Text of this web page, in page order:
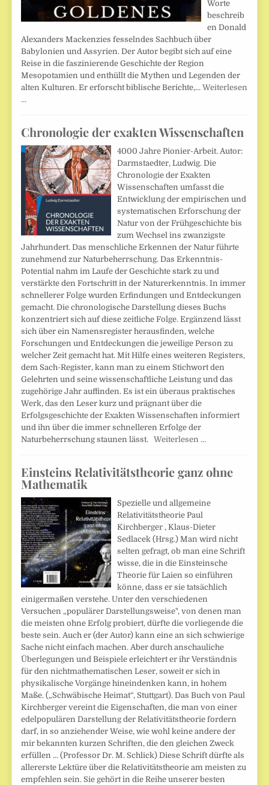
Worte
beschreib
en Donald
Alexanders Mackenzies fesselndes Sachbuch über
Babylonien und Assyrien. Der Autor begibt sich auf eine
Reise in die faszinierende Geschichte der Region
Mesopotamien und enthüllt die Mythen und Legenden der
alten Kulturen. Er erforscht biblische Berichte,…Weiterlesen
…
Chronologie der exakten Wissenschaften
4000 Jahre Pionier-Arbeit. Autor:
Darmstaedter, Ludwig. Die
Chronologie der Exakten
Wissenschaften umfasst die
Entwicklung der empirischen und
systematischen Erforschung der
Natur von der Frühgeschichte bis
zum Wechsel ins zwanzigste
Jahrhundert. Das menschliche Erkennen der Natur führte
zunehmend zur Naturbeherrschung. Das Erkenntnis-
Potential nahm im Laufe der Geschichte stark zu und
verstärkte den Fortschritt in der Naturerkenntnis. In immer
schnellerer Folge wurden Erfindungen und Entdeckungen
gemacht. Die chronologische Darstellung dieses Buchs
konzentriert sich auf diese zeitliche Folge. Ergänzend lässt
sich über ein Namensregister herausfinden, welche
Forschungen und Entdeckungen die jeweilige Person zu
welcher Zeit gemacht hat. Mit Hilfe eines weiteren Registers,
dem Sach-Register, kann man zu einem Stichwort den
Gelehrten und seine wissenschaftliche Leistung und das
zugehörige Jahr auffinden. Es ist ein überaus praktisches
Werk, das den Leser kurz und prägnant über die
Erfolgsgeschichte der Exakten Wissenschaften informiert
und ihn über die immer schnelleren Erfolge der
Naturbeherrschung staunen lässt.Weiterlesen …
Einsteins Relativitätstheorie ganz ohne
Mathematik
Spezielle und allgemeine
Relativitätstheorie Paul
Kirchberger , Klaus-Dieter
Sedlacek (Hrsg.) Man wird nicht
selten gefragt, ob man eine Schrift
wisse, die in die Einsteinsche
Theorie für Laien so einführen
könne, dass er sie tatsächlich
einigermaßen verstehe. Unter den verschiedenen
Versuchen „populärer Darstellungsweise", von denen man
die meisten ohne Erfolg probiert, dürfte die vorliegende die
beste sein. Auch er (der Autor) kann eine an sich schwierige
Sache nicht einfach machen. Aber durch anschauliche
Überlegungen und Beispiele erleichtert er ihr Verständnis
für den nichtmathematischen Leser, soweit er sich in
physikalische Vorgänge hineindenken kann, in hohem
Maße. („Schwäbische Heimat“, Stuttgart). Das Buch von Paul
Kirchberger vereint die Eigenschaften, die man von einer
edelpopulären Darstellung der Relativitätstheorie fordern
darf, in so anziehender Weise, wie wohl keine andere der
mir bekannten kurzen Schriften, die den gleichen Zweck
erfüllen ... (Professor Dr. M. Schlick) Diese Schrift dürfte als
allererste Lektüre über die Relativitätstheorie am meisten zu
empfehlen sein. Sie gehört in die Reihe unserer besten